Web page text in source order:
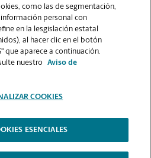
DE LA TIENDA
| Términos de Uso del Sitio Web |
como las de segmentación,
personal con
en la lesgislación estatal
al hacer clic en el botón
que aparece a continuación.
nuestro
Aviso de
COOKIES
ESENCIALES